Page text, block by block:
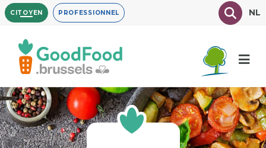
Aller
au
contenu
principal
CITOYEN PROFESSIONNEL TexteNL